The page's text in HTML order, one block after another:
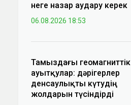
неге назар аудару керек
06.08.2026 18:53
Тамыздағы геомагниттік
ауытқулар: дәрігерлер
денсаулықты күтудің
жолдарын түсіндірді